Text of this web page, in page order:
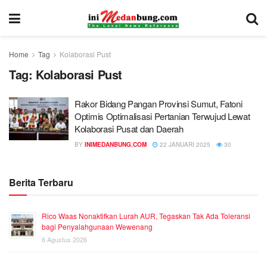
Home Tag Kolaborasi Pust
Tag: Kolaborasi Pust
Rakor Bidang Pangan Provinsi Sumut, Fatoni
Optimis Optimalisasi Pertanian Terwujud Lewat
Kolaborasi Pusat dan Daerah
BY INIMEDANBUNG.COM 22 JANUARI 2025 30
Berita Terbaru
Rico Waas Nonaktifkan Lurah AUR, Tegaskan Tak Ada Toleransi
bagi Penyalahgunaan Wewenang
6 Agustus 2026